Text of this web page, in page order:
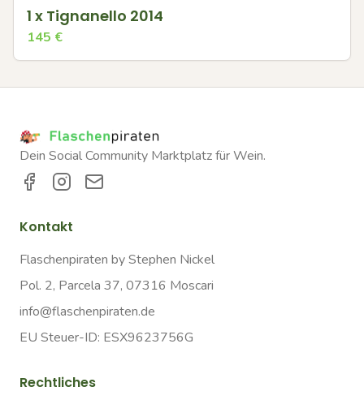
1 x Tignanello 2014
145 €
Dein Social Community Marktplatz für Wein.
Kontakt
Flaschenpiraten by Stephen Nickel
Pol. 2, Parcela 37, 07316 Moscari
info@flaschenpiraten.de
EU Steuer-ID: ESX9623756G
Rechtliches